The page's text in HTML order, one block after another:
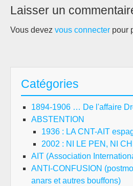
Laisser un
Vous devez vous connecter pour
Catégories
1894-1906 … De l'affaire
ABSTENTION
1936 : LA CNT-AIT
2002 : NI LE PEN, NI
AIT (Association
ANTI-CONFUSION
anars et autres bouffons)